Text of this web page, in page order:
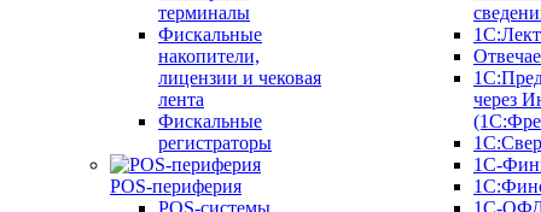
терминалы
Фискальные
накопители,
лицензии и чековая
лента
Фискальные
регистраторы
POS-периферия
POS-системы
через
1С-
1С-